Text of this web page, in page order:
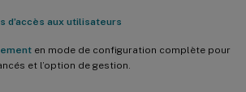
d’accès aux utilisateurs
en mode de configuration complète pour
et l’option de gestion.